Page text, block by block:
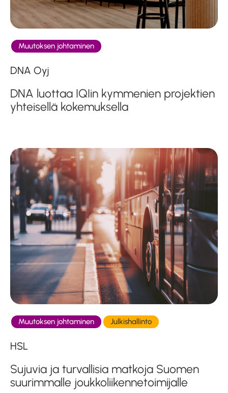
Muutoksen johtaminen
DNA Oyj
DNA luottaa IQIin kymmenien projektien
yhteisellä kokemuksella
Muutoksen johtaminen Julkishallinto
HSL
Sujuvia ja turvallisia matkoja Suomen
suurimmalle joukkoliikennetoimijalle